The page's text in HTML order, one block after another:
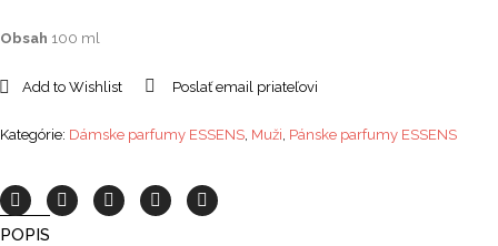
Obsah 100 ml
Add to Wishlist Poslať email priateľovi
Kategórie: Dámske parfumy ESSENS, Muži, Pánske parfumy ESSENS
POPIS